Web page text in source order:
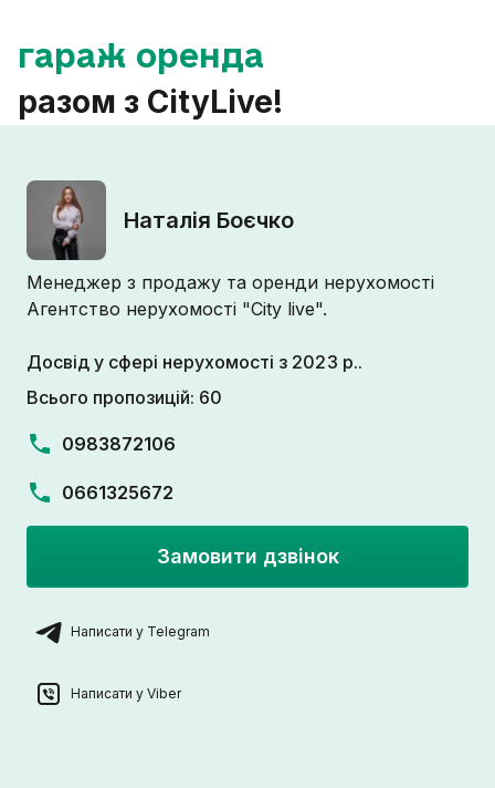
гараж оренда
разом з CityLive!
Наталія Боєчко
Менеджер з продажу та оренди нерухомості
Агентство нерухомості "City live".
Досвід у сфері нерухомості з 2023 р..
Всього пропозицій: 60
0983872106
0661325672
Замовити дзвінок
Написати у Telegram
Написати у Viber